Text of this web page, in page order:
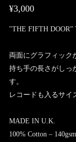
¥3,000
"THE FIFTH DOOR”
両面にグラフィック
持ち手の長さがしっ
す。
レコードも入るサイ
MADE IN U.K.
100% Cotton –